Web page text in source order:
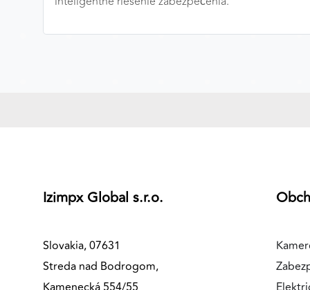
Izimpx Global s.r.o.
Slovakia, 07631
Streda nad Bodrogom,
MARKETINGOVÉ COOKIES
správania používateľov naprieč webovými stránkami.